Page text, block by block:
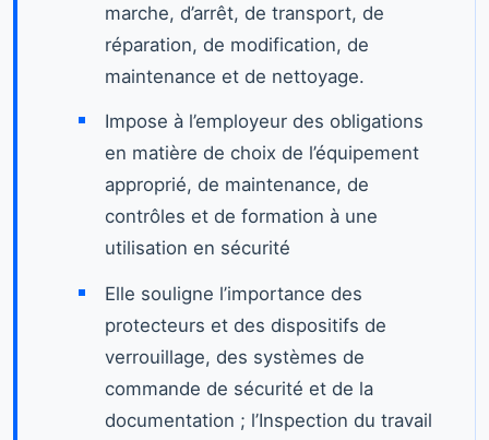
marche, d’arrêt, de transport, de
réparation, de modification, de
maintenance et de nettoyage.
Impose à l’employeur des obligations
en matière de choix de l’équipement
approprié, de maintenance, de
contrôles et de formation à une
utilisation en sécurité
Elle souligne l’importance des
protecteurs et des dispositifs de
verrouillage, des systèmes de
commande de sécurité et de la
documentation ; l’Inspection du travail